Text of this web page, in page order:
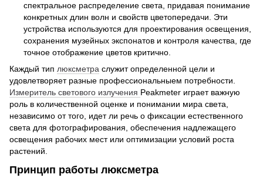
спектральное распределение света, придавая понимание
конкретных длин волн и свойств цветопередачи. Эти
устройства используются для проектирования освещения,
сохранения музейных экспонатов и контроля качества, где
точное отображение цветов критично.
Каждый тип люксметра служит определенной цели и
удовлетворяет разные профессиональныем потребности.
Измеритель светового излучения Peakmeter играет важную
роль в количественной оценке и понимании мира света,
независимо от того, идет ли речь о фиксации естественного
света для фотографирования, обеспечения надлежащего
освещения рабочих мест или оптимизации условий роста
растений.
Принцип работы люксметра